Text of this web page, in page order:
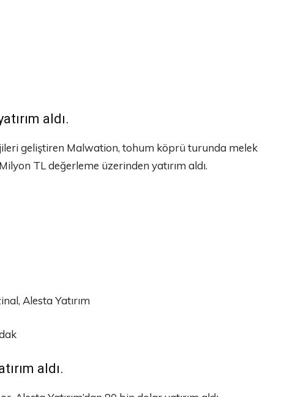
aldı.
geliştiren Malwation, tohum köprü turunda melek
TL değerleme üzerinden yatırım aldı.
Alesta Yatırım
aldı.